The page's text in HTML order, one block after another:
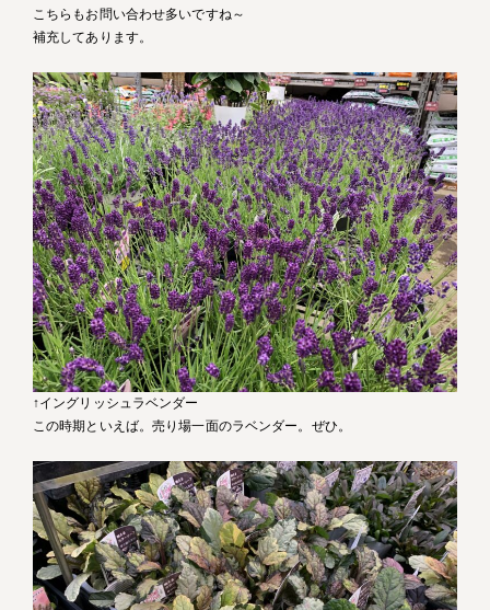
こちらもお問い合わせ多いですね～
補充してあります。
↑イングリッシュラベンダー
この時期といえば。売り場一面のラベンダー。ぜひ。